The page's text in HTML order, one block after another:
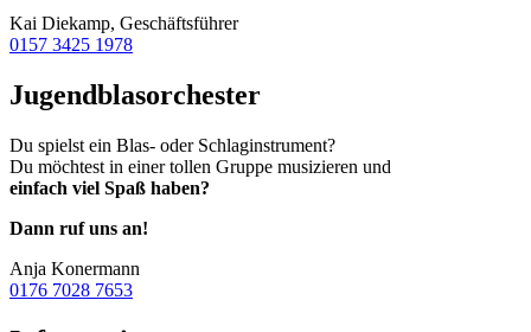
Kai Diekamp, Geschäftsführer
0157 3425 1978
Jugendblasorchester
Du spielst ein Blas- oder Schlaginstrument?
Du möchtest in einer tollen Gruppe musizieren und
einfach viel Spaß haben?
Dann ruf uns an!
Anja Konermann
0176 7028 7653